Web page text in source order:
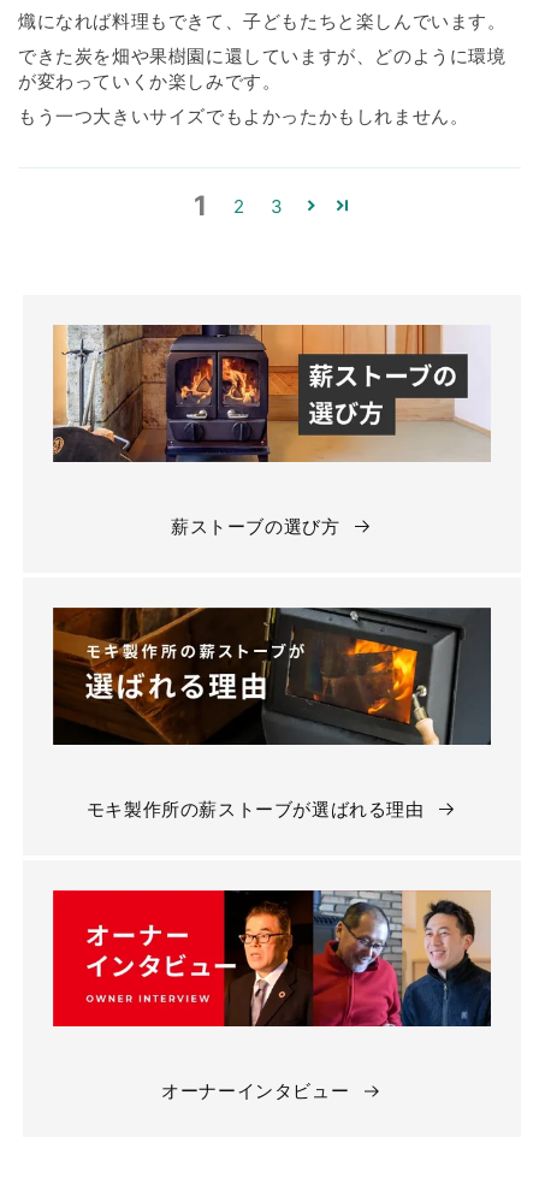
熾になれば料理もできて、子どもたちと楽しんでいます。
できた炭を畑や果樹園に還していますが、どのように環境
が変わっていくか楽しみです。
もう一つ大きいサイズでもよかったかもしれません。
1 2 3
薪ストーブの選び方
モキ製作所の薪ストーブが選ばれる理由
オーナーインタビュー